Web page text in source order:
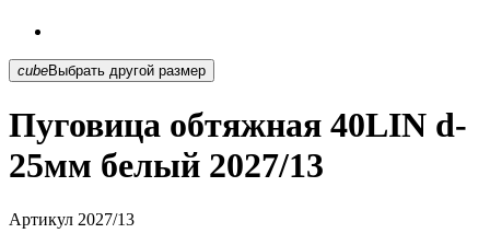
cubeВыбрать другой размер
Пуговица обтяжная 40LIN d-
25мм белый 2027/13
Артикул 2027/13